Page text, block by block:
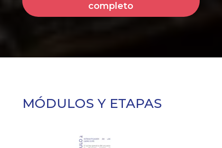
completo
MÓDULOS Y ETAPAS